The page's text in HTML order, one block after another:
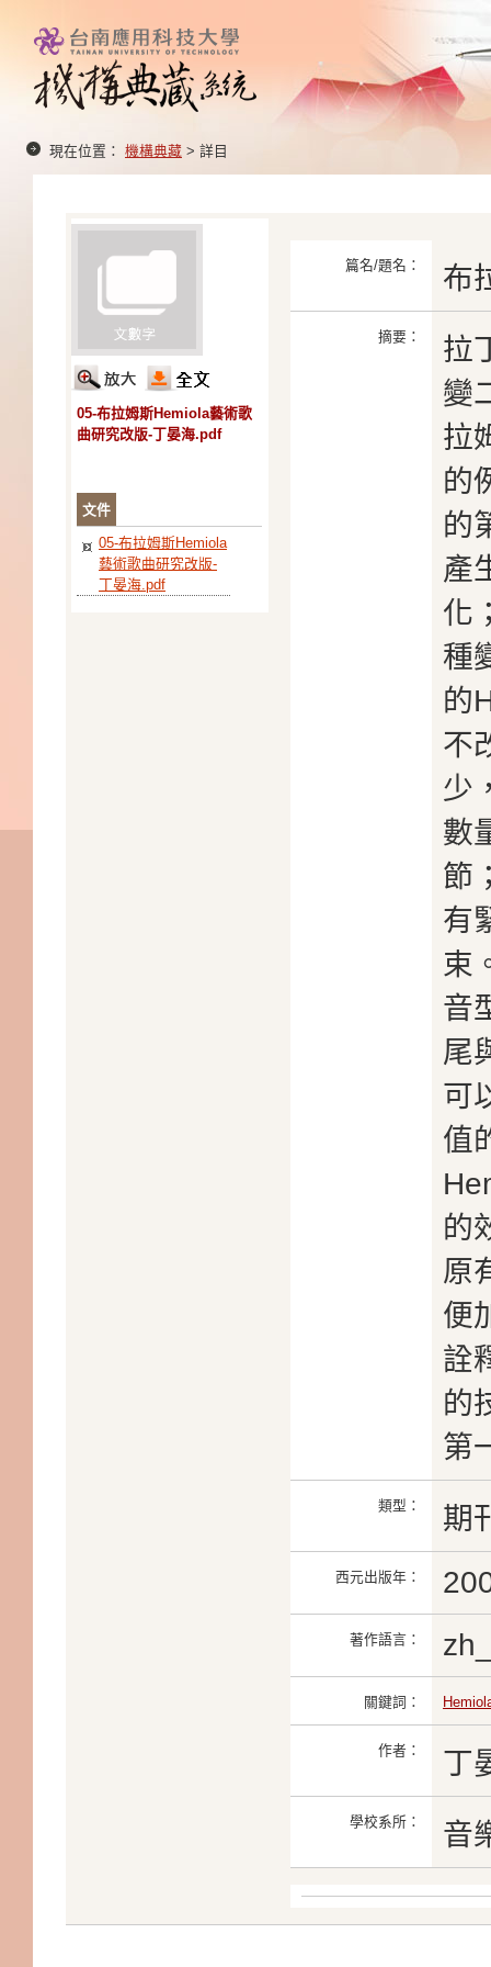
現在位置： 機構典藏 > 詳目
05-布拉姆斯Hemiola藝術歌
曲研究改版-丁晏海.pdf
文件
05-布拉姆斯Hemiola
藝術歌曲研究改版-
丁晏海.pdf
篇名/題名： 布
摘要：
拉
變
拉
的
的
產
化
種
的
不
少
數
節
有
束
音
尾
可
值
的
原
便
詮
的
第
類型： 期
西元出版年：
著作語言：
關鍵詞：
作者： 丁
學校系所： 音